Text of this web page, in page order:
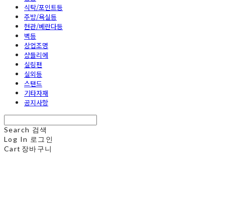
식탁/포인트등
주방/욕실등
현관/베란다등
벽등
상업조명
샹들리에
실링팬
실외등
스탠드
기타자재
공지사항
Search 검색
Log In 로그인
Cart 장바구니